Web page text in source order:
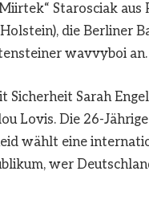
Starosciak aus
die Berliner
wavvyboi an.
Sarah
Lovis. Die 26-
wählt eine
wer